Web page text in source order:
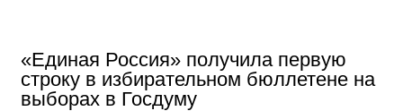
«Единая Россия» получила первую
строку в избирательном бюллетене на
выборах в Госдуму